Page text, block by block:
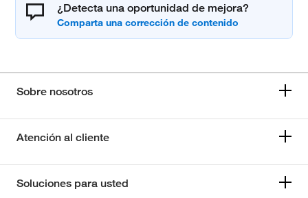
¿Detecta una oportunidad de mejora?
Sobre nosotros
Atención al cliente
Soluciones para usted